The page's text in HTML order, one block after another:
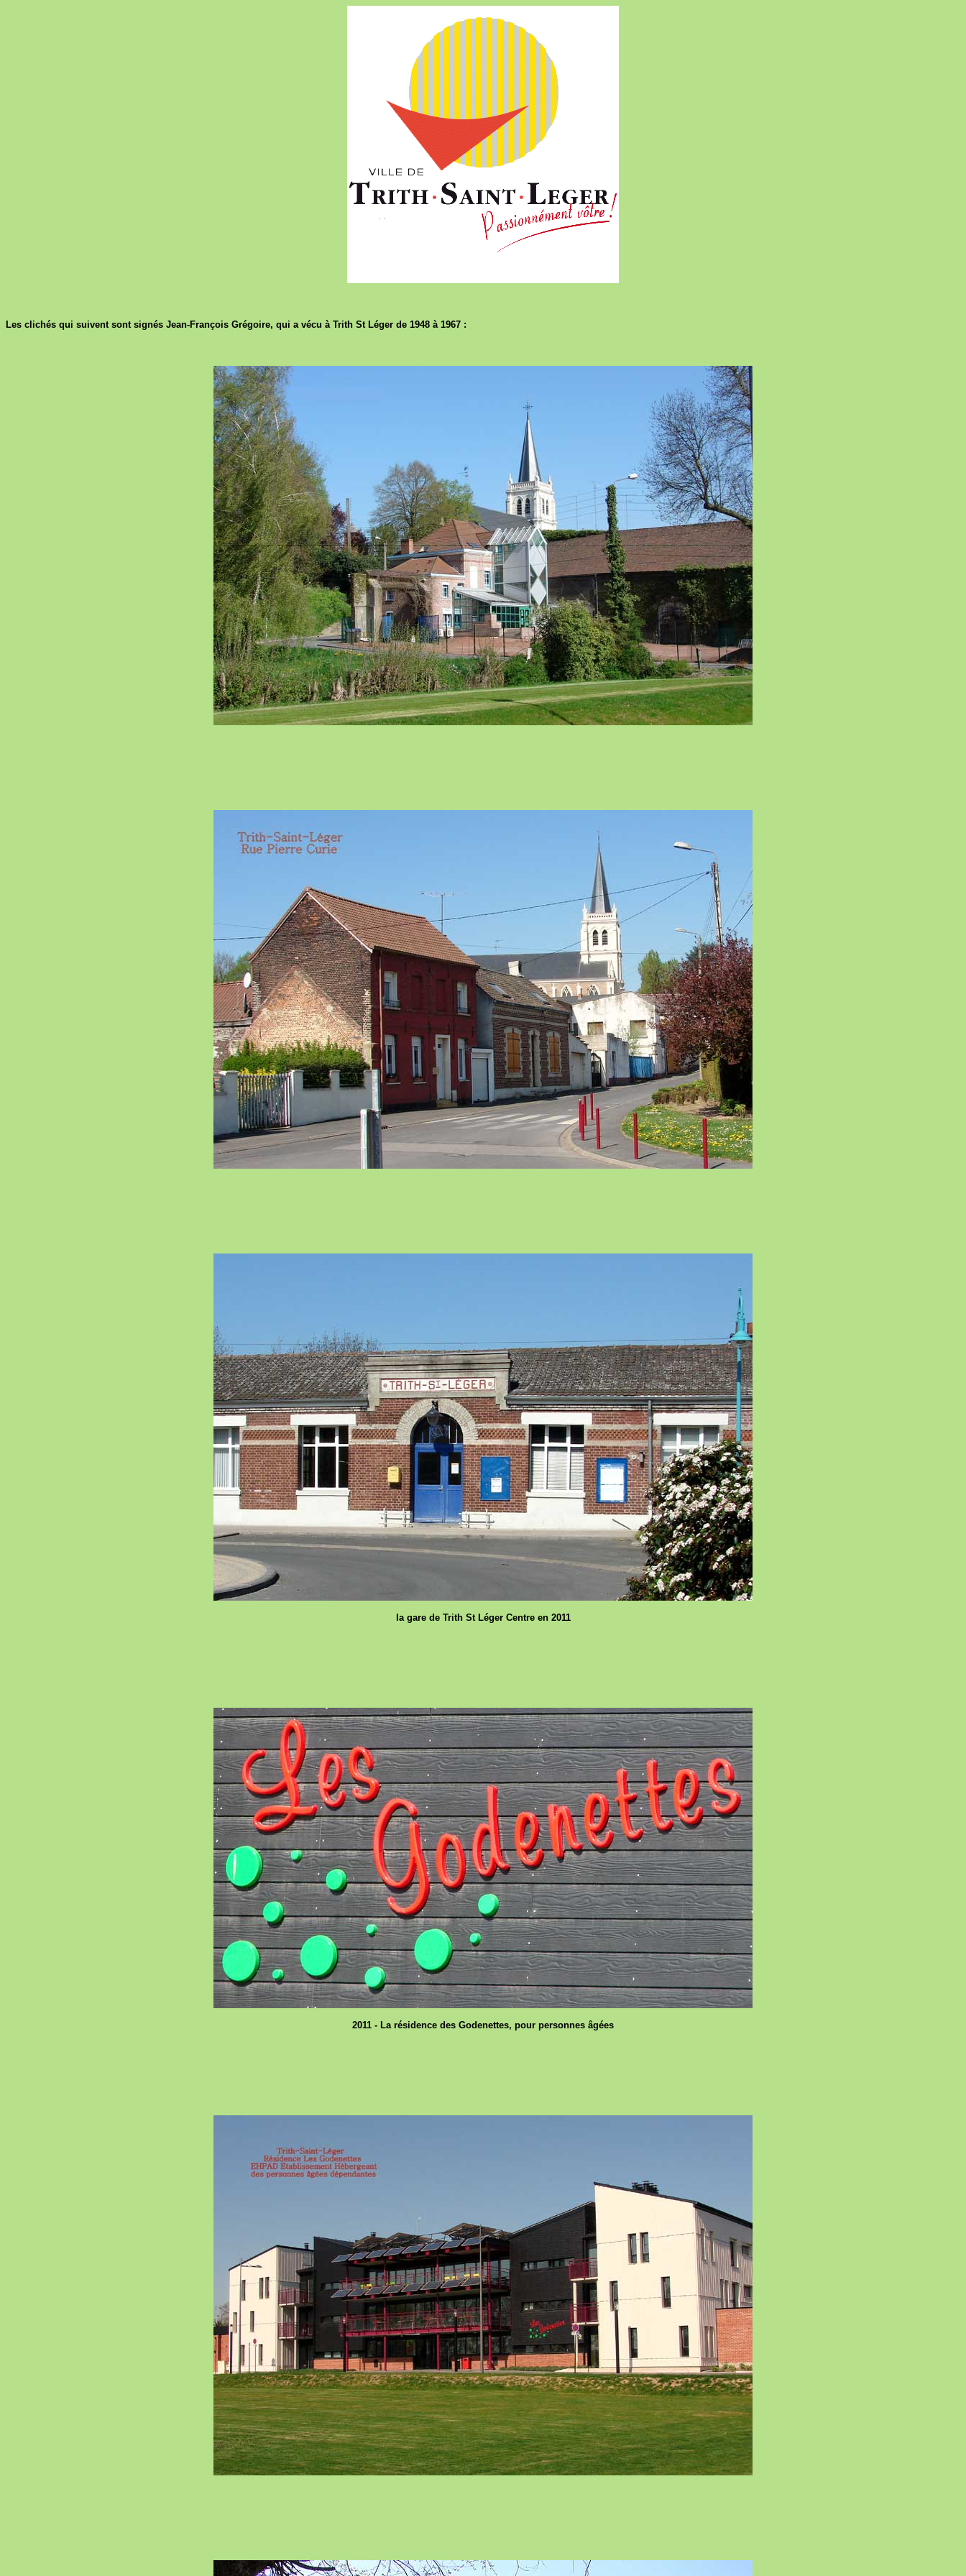
Les clichés qui suivent sont signés Jean-François Grégoire, qui a vécu à Trith St Léger de 1948 à 1967 :
la gare de Trith St Léger Centre en 2011
2011 - La résidence des Godenettes, pour personnes âgées